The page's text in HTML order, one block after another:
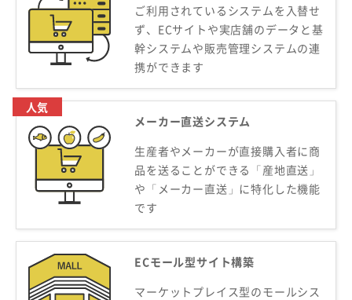
ご利用されているシステムを入替せ
ず、ECサイトや実店舗のデータと基
幹システムや販売管理システムの連
携ができます
人気
メーカー直送システム
生産者やメーカーが直接購入者に商
品を送ることができる「産地直送」
や「メーカー直送」に特化した機能
です
ECモール型サイト構築
マーケットプレイス型のモールシス